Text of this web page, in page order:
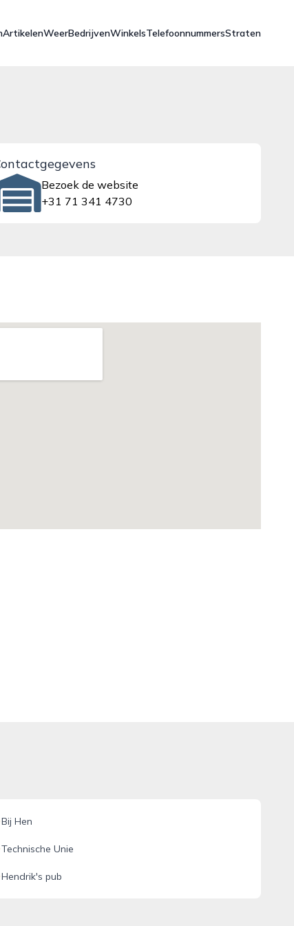
ArtikelenWeerBedrijvenWinkelsTelefoonnummersStraten
Bezoek de website
+31 71 341 4730
Bij Hen
Technische Unie
Hendrik's pub